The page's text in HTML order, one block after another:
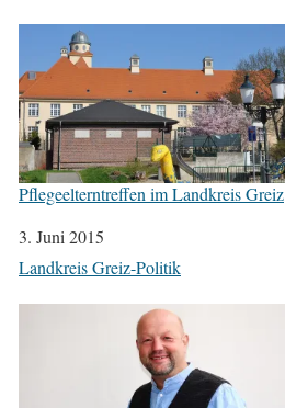
Pflegeelterntreffen im Landkreis Greiz
Datum
3. Juni 2015
In Bezug auf
Landkreis Greiz-Politik